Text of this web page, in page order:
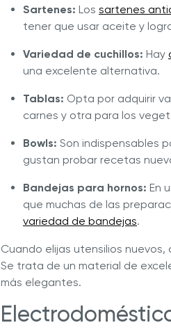
Sartenes: Los sartenes
tener que usar aceite y
Variedad de cuchillos: Hay
una excelente alternativa.
Tablas: Opta por adquirir
carnes y otra para los
Bowls: Son indispensables
gustan probar recetas
Bandejas para hornos: En
que muchas de las
variedad de bandejas.
Cuando elijas utensilios
Se trata de un material de
más elegantes.